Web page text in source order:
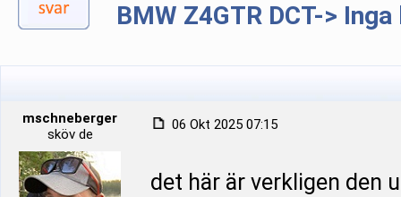
BMW Z4GTR DCT->
mschneberger
sköv de
06 Okt 2025 07:15
det här är verkligen den